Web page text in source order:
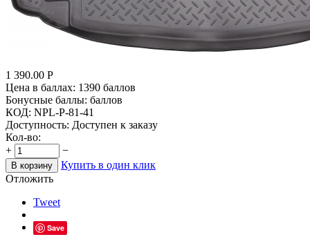
1 390.00 Р
Цена в баллах: 1390 баллов
Бонусные баллы: баллов
КОД: NPL-P-81-41
Доступность: Доступен к заказу
Кол-во:
+
−
В корзину
Купить в один клик
Отложить
Tweet
Save